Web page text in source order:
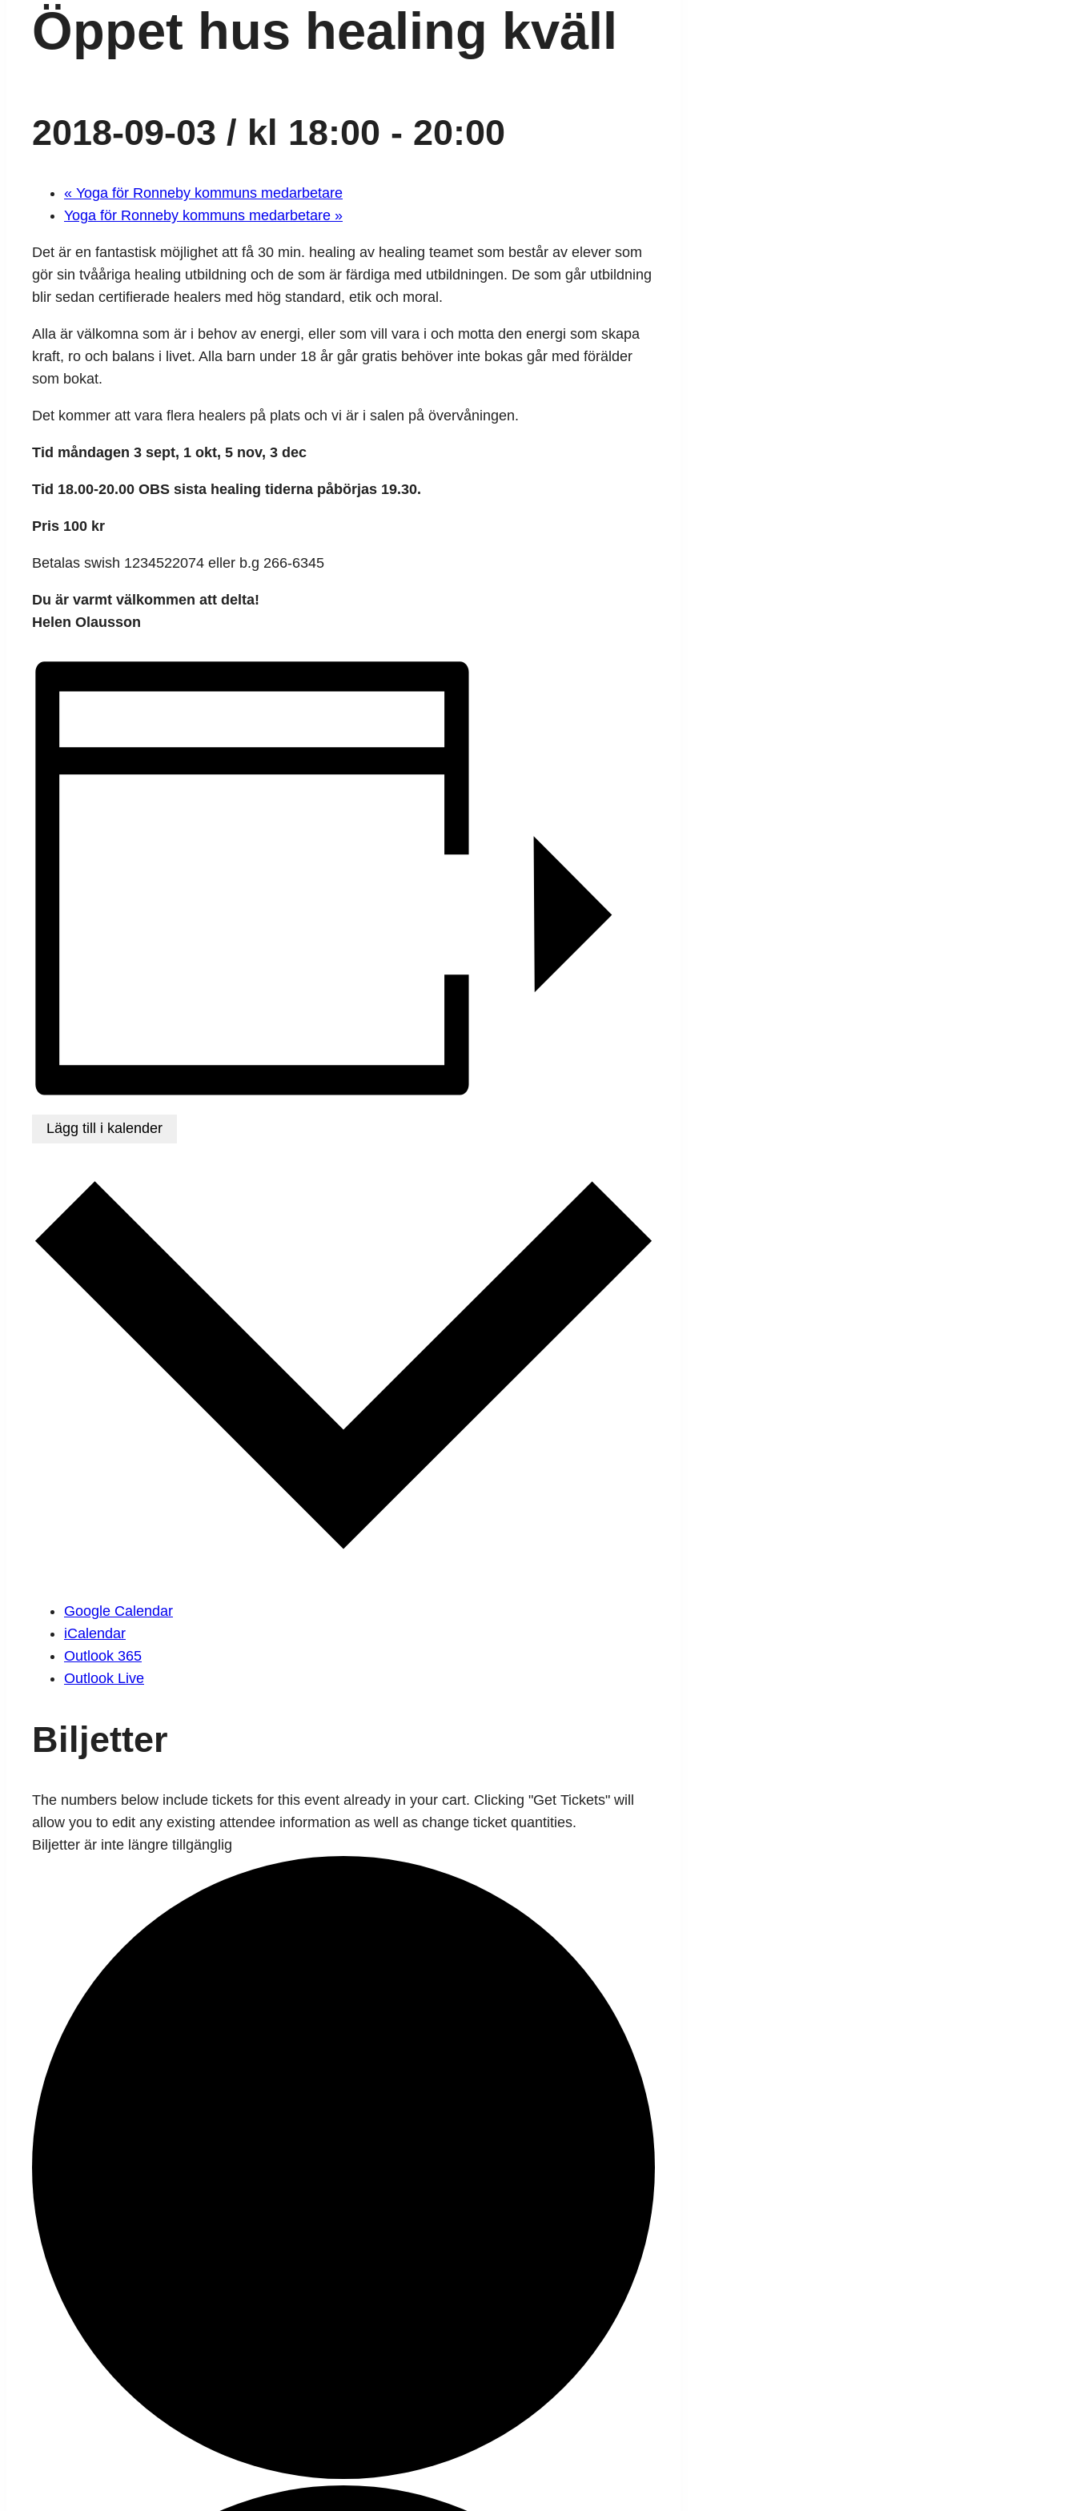
Öppet hus healing kväll
2018-09-03 / kl 18:00 - 20:00
« Yoga för Ronneby kommuns medarbetare
Yoga för Ronneby kommuns medarbetare »
Det är en fantastisk möjlighet att få 30 min. healing av healing teamet som består av elever som
gör sin tvååriga healing utbildning och de som är färdiga med utbildningen. De som går utbildning
blir sedan certifierade healers med hög standard, etik och moral.
Alla är välkomna som är i behov av energi, eller som vill vara i och motta den energi som skapa
kraft, ro och balans i livet. Alla barn under 18 år går gratis behöver inte bokas går med förälder
som bokat.
Det kommer att vara flera healers på plats och vi är i salen på övervåningen.
Tid måndagen 3 sept, 1 okt, 5 nov, 3 dec
Tid 18.00-20.00 OBS sista healing tiderna påbörjas 19.30.
Pris 100 kr
Betalas swish 1234522074 eller b.g 266-6345
Du är varmt välkommen att delta!
Helen Olausson
Lägg till i kalender
Google Calendar
iCalendar
Outlook 365
Outlook Live
Biljetter
The numbers below include tickets for this event already in your cart. Clicking "Get Tickets" will
allow you to edit any existing attendee information as well as change ticket quantities.
Biljetter är inte längre tillgänglig